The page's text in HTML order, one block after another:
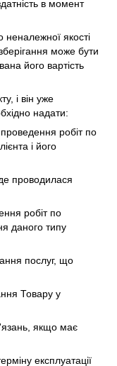
в момент
неналежної якості
може бути
його вартість
і він уже
надати:
проведення робіт по
і його
проводилася
робіт по
даного типу
послуг, що
Товару у
якщо має
експлуатації